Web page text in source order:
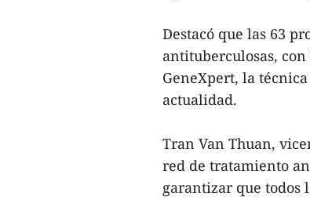
Destacó que las 63
antituberculosas,
GeneXpert, la
actualidad.
Tran Van Thuan,
red de tratamiento
garantizar que todos